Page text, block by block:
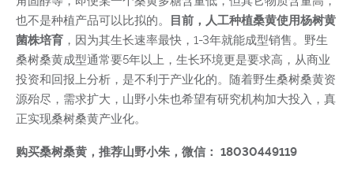
也不是种植产品可以比拟的。
目前，人工种植桑黄使用杨树黄
菌株培育 ，因为其生长速率最快，1-3年就能成型销售。野生
桑树桑黄成型通常要5年以上，生长环境更是要求高，从商业
投资和回报上分析，是不利于产业化的。随着野生桑树桑黄资
源殆尽，需求扩大，山野小朱也希望有研究机构加大投入，真
正实现桑树桑黄产业化。
购买桑树桑黄，推荐山野小朱，微信： 18030449119